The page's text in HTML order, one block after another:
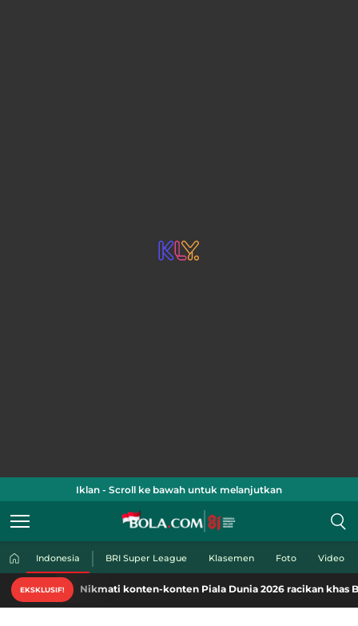
Iklan - Scroll ke bawah untuk melanjutkan
Indonesia BRI Super League Klasemen Foto Video
EKSKLUSIF!Nikmati konten-konten Piala Dunia 2026 racikan khas